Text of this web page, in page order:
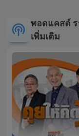
พอดแคสต์
เพิ่มเติม